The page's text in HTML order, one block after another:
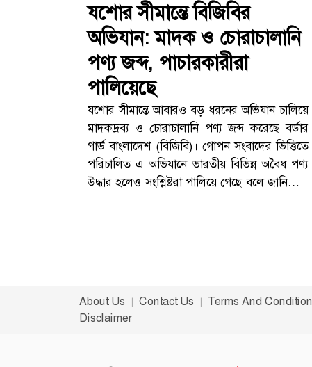
যশোর সীমান্তে বিজিবির
অভিযান: মাদক ও চোরাচালানি
পণ্য জব্দ, পাচারকারীরা
পালিয়েছে
যশোর সীমান্তে আবারও বড় ধরনের অভিযান চালিয়ে
মাদকদ্রব্য ও চোরাচালানি পণ্য জব্দ করেছে বর্ডার
গার্ড বাংলাদেশ (বিজিবি)। গোপন সংবাদের ভিত্তিতে
পরিচালিত এ অভিযানে ভারতীয় বিভিন্ন অবৈধ পণ্য
উদ্ধার হলেও সংশ্লিষ্টরা পালিয়ে গেছে বলে জানিয়েছে
এই অভিযান চালানো হয়।বিজিবি সূত্রে জানা গেছে,
গোপন তথ্যের ভিত্তিতে সীমান্ত এলাকায় টহল
দ্রুত মালামাল ফেলে পালিয়ে যায়। পরে পরিত্যক্ত
About Us Contact Us Terms And Condition
Disclaimer